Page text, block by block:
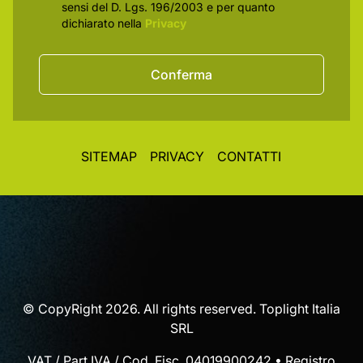
sensi del D. Lgs. 196/2003 e per quanto
dichiarato nella Privacy
Conferma
SITEMAP PRIVACY CONTATTI
© CopyRight 2026. All rights reserved. Toplight Italia
SRL